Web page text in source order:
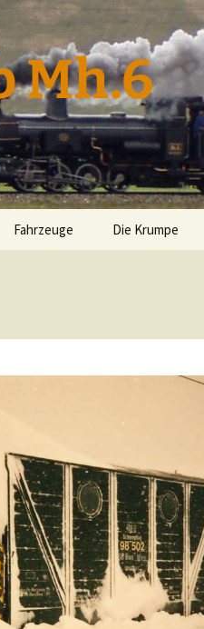
Mh.6
Fahrzeuge
1099.08
1099.11
1099.16
2090.01
Die Krumpe